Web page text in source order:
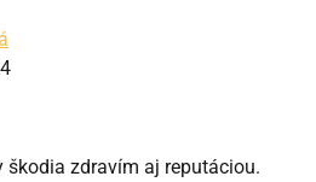
škodia zdravím aj reputáciou.